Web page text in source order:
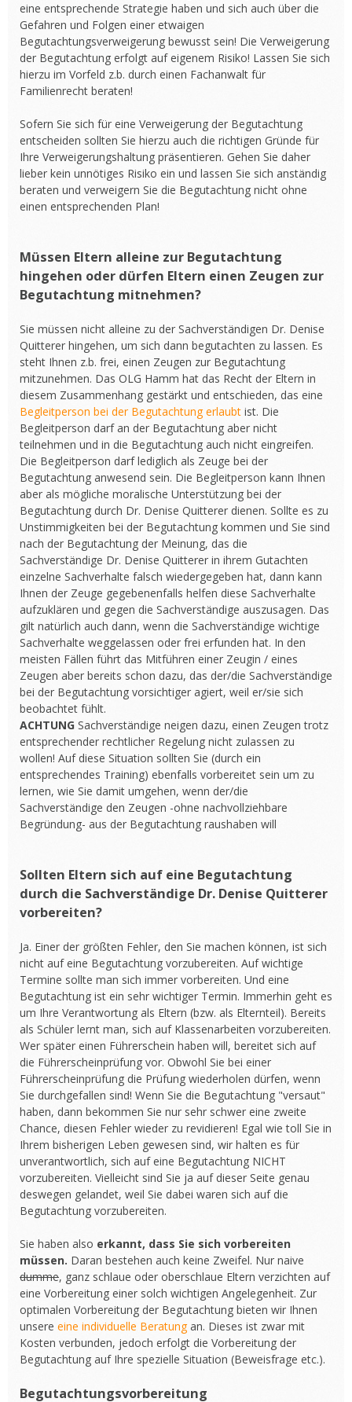
eine entsprechende Strategie haben und sich auch über die
Gefahren und Folgen einer etwaigen
Begutachtungsverweigerung bewusst sein! Die Verweigerung
der Begutachtung erfolgt auf eigenem Risiko! Lassen Sie sich
hierzu im Vorfeld z.b. durch einen Fachanwalt für
Familienrecht beraten!
Sofern Sie sich für eine Verweigerung der Begutachtung
entscheiden sollten Sie hierzu auch die richtigen Gründe für
Ihre Verweigerungshaltung präsentieren. Gehen Sie daher
lieber kein unnötiges Risiko ein und lassen Sie sich anständig
beraten und verweigern Sie die Begutachtung nicht ohne
einen entsprechenden Plan!
Müssen Eltern alleine zur Begutachtung
hingehen oder dürfen Eltern einen Zeugen zur
Begutachtung mitnehmen?
Sie müssen nicht alleine zu der Sachverständigen Dr. Denise
Quitterer hingehen, um sich dann begutachten zu lassen. Es
steht Ihnen z.b. frei, einen Zeugen zur Begutachtung
mitzunehmen. Das OLG Hamm hat das Recht der Eltern in
diesem Zusammenhang gestärkt und entschieden, das eine
Begleitperson bei der Begutachtung erlaubt ist. Die
Begleitperson darf an der Begutachtung aber nicht
teilnehmen und in die Begutachtung auch nicht eingreifen.
Die Begleitperson darf lediglich als Zeuge bei der
Begutachtung anwesend sein. Die Begleitperson kann Ihnen
aber als mögliche moralische Unterstützung bei der
Begutachtung durch Dr. Denise Quitterer dienen. Sollte es zu
Unstimmigkeiten bei der Begutachtung kommen und Sie sind
nach der Begutachtung der Meinung, das die
Sachverständige Dr. Denise Quitterer in ihrem Gutachten
einzelne Sachverhalte falsch wiedergegeben hat, dann kann
Ihnen der Zeuge gegebenenfalls helfen diese Sachverhalte
aufzuklären und gegen die Sachverständige auszusagen. Das
gilt natürlich auch dann, wenn die Sachverständige wichtige
Sachverhalte weggelassen oder frei erfunden hat. In den
meisten Fällen führt das Mitführen einer Zeugin / eines
Zeugen aber bereits schon dazu, das der/die Sachverständige
bei der Begutachtung vorsichtiger agiert, weil er/sie sich
beobachtet fühlt.
ACHTUNG Sachverständige neigen dazu, einen Zeugen trotz
entsprechender rechtlicher Regelung nicht zulassen zu
wollen! Auf diese Situation sollten Sie (durch ein
entsprechendes Training) ebenfalls vorbereitet sein um zu
lernen, wie Sie damit umgehen, wenn der/die
Sachverständige den Zeugen -ohne nachvollziehbare
Begründung- aus der Begutachtung raushaben will
Sollten Eltern sich auf eine Begutachtung
durch die Sachverständige Dr. Denise Quitterer
vorbereiten?
Ja. Einer der größten Fehler, den Sie machen können, ist sich
nicht auf eine Begutachtung vorzubereiten. Auf wichtige
Termine sollte man sich immer vorbereiten. Und eine
Begutachtung ist ein sehr wichtiger Termin. Immerhin geht es
um Ihre Verantwortung als Eltern (bzw. als Elternteil). Bereits
als Schüler lernt man, sich auf Klassenarbeiten vorzubereiten.
Wer später einen Führerschein haben will, bereitet sich auf
die Führerscheinprüfung vor. Obwohl Sie bei einer
Führerscheinprüfung die Prüfung wiederholen dürfen, wenn
Sie durchgefallen sind! Wenn Sie die Begutachtung "versaut"
haben, dann bekommen Sie nur sehr schwer eine zweite
Chance, diesen Fehler wieder zu revidieren! Egal wie toll Sie in
Ihrem bisherigen Leben gewesen sind, wir halten es für
unverantwortlich, sich auf eine Begutachtung NICHT
vorzubereiten. Vielleicht sind Sie ja auf dieser Seite genau
deswegen gelandet, weil Sie dabei waren sich auf die
Begutachtung vorzubereiten.
Sie haben also erkannt, dass Sie sich vorbereiten
müssen. Daran bestehen auch keine Zweifel. Nur naive
dumme, ganz schlaue oder oberschlaue Eltern verzichten auf
eine Vorbereitung einer solch wichtigen Angelegenheit. Zur
optimalen Vorbereitung der Begutachtung bieten wir Ihnen
unsere eine individuelle Beratungan. Dieses ist zwar mit
Kosten verbunden, jedoch erfolgt die Vorbereitung der
Begutachtung auf Ihre spezielle Situation (Beweisfrage etc.).
Begutachtungsvorbereitung